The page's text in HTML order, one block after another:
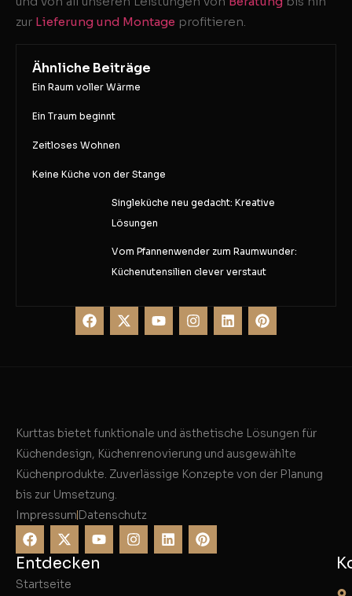
zur Lieferung und Montage profitieren.
Ähnliche Beiträge
Ein Raum voller Wärme
Ein Traum beginnt
Zeitloses Wohnen
Keine Küche von der Stange
Singleküche neu gedacht: Kreative
Lösungen
Vom Pfannenwender zum Raumwunder:
Küchenutensilien clever verstaut
Kurttas bietet funktionale und ästhetische Lösungen für
Küchendesign, Küchenrenovierung und ausgewählte
Küchenprodukte. Zuverlässige Konzepte von der Planung
bis zur Umsetzung.
Impressum Datenschutz
Entdecken
Startseite